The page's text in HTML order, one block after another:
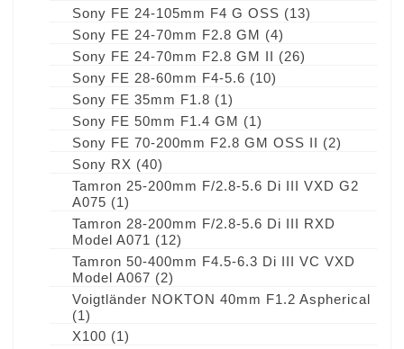
Sony FE 24-105mm F4 G OSS (13)
Sony FE 24-70mm F2.8 GM (4)
Sony FE 24-70mm F2.8 GM II (26)
Sony FE 28-60mm F4-5.6 (10)
Sony FE 35mm F1.8 (1)
Sony FE 50mm F1.4 GM (1)
Sony FE 70-200mm F2.8 GM OSS II (2)
Sony RX (40)
Tamron 25-200mm F/2.8-5.6 Di III VXD G2
A075 (1)
Tamron 28-200mm F/2.8-5.6 Di III RXD
Model A071 (12)
Tamron 50-400mm F4.5-6.3 Di III VC VXD
Model A067 (2)
Voigtländer NOKTON 40mm F1.2 Aspherical
(1)
X100 (1)